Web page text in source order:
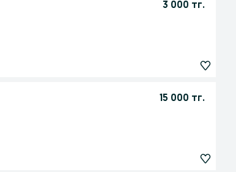
3 000 тг.
15 000 тг.